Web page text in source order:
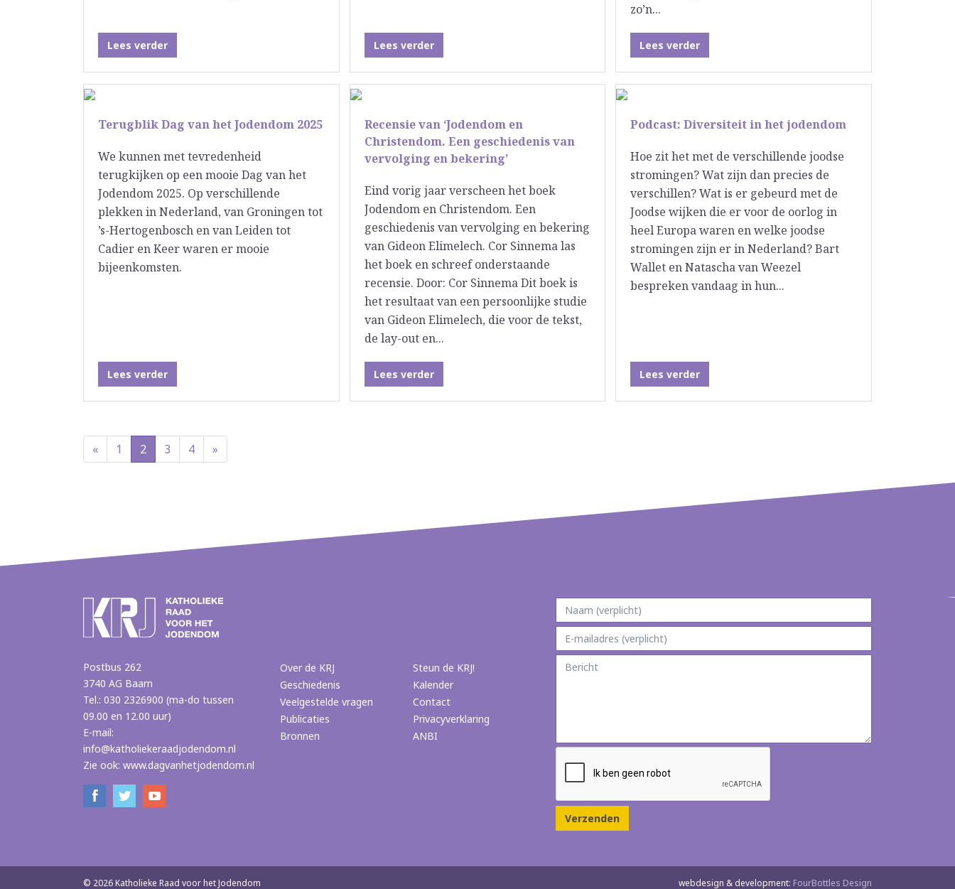
Lees verder Lees verder
zo’n...
Lees verder
Terugblik Dag van het Jodendom 2025
We kunnen met tevredenheid
terugkijken op een mooie Dag van het
Jodendom 2025. Op verschillende
plekken in Nederland, van Groningen tot
’s-Hertogenbosch en van Leiden tot
Cadier en Keer waren er mooie
bijeenkomsten.
Lees verder
Recensie van ‘Jodendom en
Christendom. Een geschiedenis van
vervolging en bekering’
Eind vorig jaar verscheen het boek
Jodendom en Christendom. Een
geschiedenis van vervolging en bekering
van Gideon Elimelech. Cor Sinnema las
het boek en schreef onderstaande
recensie. Door: Cor Sinnema Dit boek is
het resultaat van een persoonlijke studie
van Gideon Elimelech, die voor de tekst,
de lay-out en...
Lees verder
Podcast: Diversiteit in het jodendom
Hoe zit het met de verschillende joodse
stromingen? Wat zijn dan precies de
verschillen? Wat is er gebeurd met de
Joodse wijken die er voor de oorlog in
heel Europa waren en welke joodse
stromingen zijn er in Nederland? Bart
Wallet en Natascha van Weezel
bespreken vandaag in hun...
Lees verder
« 1 2 3 4 »
Postbus 262
3740 AG Baarn
Tel.: 030 2326900 (ma-do tussen
09.00 en 12.00 uur)
E-mail:
info@katholiekeraadjodendom.nl
Zie ook: www.dagvanhetjodendom.nl
Over de KRJ
Geschiedenis
Veelgestelde vragen
Publicaties
Bronnen
Steun de KRJ!
Kalender
Contact
Privacyverklaring
ANBI
Verzenden
© 2026 Katholieke Raad voor het Jodendom webdesign & development: FourBottles Design